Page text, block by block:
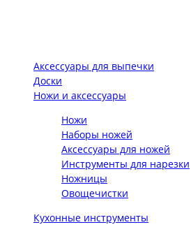
Аксессуары для выпечки
Доски
Ножи и аксессуары
Ножи
Наборы ножей
Аксессуары для ножей
Инструменты для нарезки
Ножницы
Овощечистки
Кухонные инструменты